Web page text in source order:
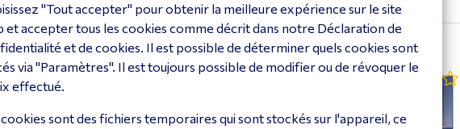
"Tout accepter" pour obtenir la meilleure expérience sur le site
et accepter tous les cookies comme décrit dans notre Déclaration de
et de cookies. Il est possible de déterminer quels cookies sont
via "Paramètres". Il est toujours possible de modifier ou de révoquer le
effectué.
cookies sont des fichiers temporaires qui sont stockés sur l'appareil, ce